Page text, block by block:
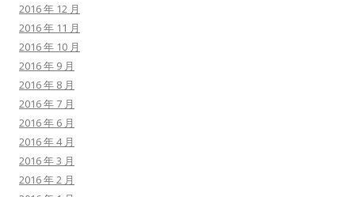
2016 年 12 月
2016 年 11 月
2016 年 10 月
2016 年 9 月
2016 年 8 月
2016 年 7 月
2016 年 6 月
2016 年 4 月
2016 年 3 月
2016 年 2 月